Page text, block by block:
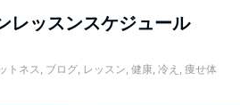
レッスンスケジュール
トネス, ブログ, レッスン, 健康, 冷え , 痩せ体